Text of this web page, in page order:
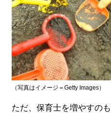
（写真はイメージ＝Getty Images）
ただ、保育士を増やすの